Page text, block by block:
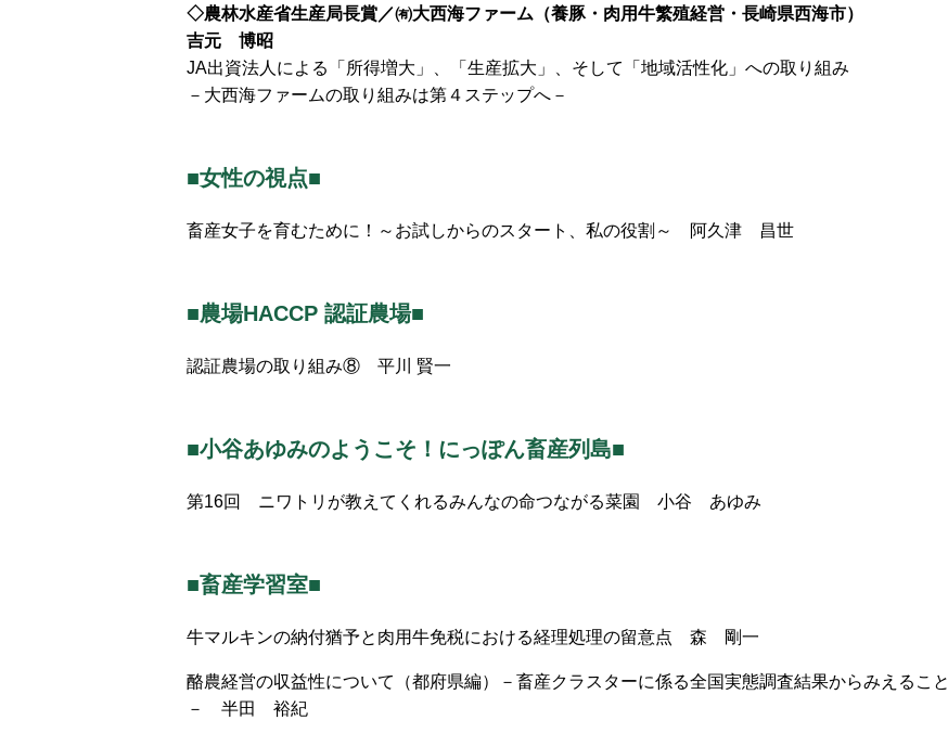
◇農林水産省生産局長賞／㈲大西海ファーム（養豚・肉用牛繁殖経営・長崎県西海市）
吉元 博昭
JA出資法人による「所得増大」、「生産拡大」、そして「地域活性化」への取り組み
－大西海ファームの取り組みは第４ステップへ－
■女性の視点■
畜産女子を育むために！～お試しからのスタート、私の役割～ 阿久津 昌世
■農場HACCP 認証農場■
認証農場の取り組み⑧ 平川 賢一
■小谷あゆみのようこそ！にっぽん畜産列島■
第16回 ニワトリが教えてくれるみんなの命つながる菜園 小谷 あゆみ
■畜産学習室■
牛マルキンの納付猶予と肉用牛免税における経理処理の留意点 森 剛一
酪農経営の収益性について（都府県編）－畜産クラスターに係る全国実態調査結果からみえること
－ 半田 裕紀